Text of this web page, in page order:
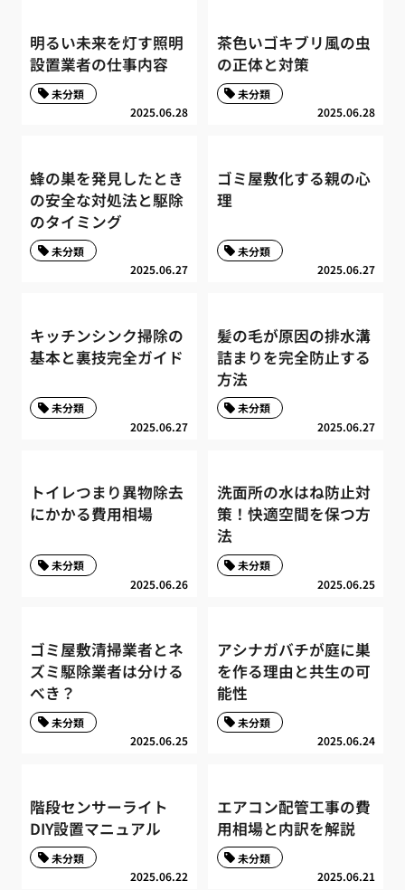
明るい未来を灯す照明
設置業者の仕事内容
2025.06.28
未分類
茶色いゴキブリ風の虫
の正体と対策
2025.06.28
未分類
蜂の巣を発見したとき
の安全な対処法と駆除
のタイミング
2025.06.27
未分類
ゴミ屋敷化する親の心
理
2025.06.27
未分類
キッチンシンク掃除の
基本と裏技完全ガイド
2025.06.27
未分類
髪の毛が原因の排水溝
詰まりを完全防止する
方法
2025.06.27
未分類
トイレつまり異物除去
にかかる費用相場
2025.06.26
未分類
洗面所の水はね防止対
策！快適空間を保つ方
法
2025.06.25
未分類
ゴミ屋敷清掃業者とネ
ズミ駆除業者は分ける
べき？
2025.06.25
未分類
アシナガバチが庭に巣
を作る理由と共生の可
能性
2025.06.24
未分類
階段センサーライト
DIY設置マニュアル
2025.06.22
未分類
エアコン配管工事の費
用相場と内訳を解説
2025.06.21
未分類